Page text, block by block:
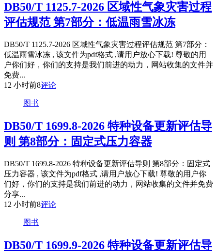
DB50/T 1125.7-2026 区域性气象灾害过程
评估规范 第7部分：低温雨雪冰冻
DB50/T 1125.7-2026 区域性气象灾害过程评估规范 第7部分：
低温雨雪冰冻 , 该文件为pdf格式 ,请用户放心下载! 尊敬的用
户你们好，你们的支持是我们前进的动力，网站收集的文件并
免费...
12 小时前8评论
图书
DB50/T 1699.8-2026 特种设备更新评估导
则 第8部分：固定式压力容器
DB50/T 1699.8-2026 特种设备更新评估导则 第8部分：固定式
压力容器 , 该文件为pdf格式 ,请用户放心下载! 尊敬的用户你
们好，你们的支持是我们前进的动力，网站收集的文件并免费
分享...
12 小时前8评论
图书
DB50/T 1699.9-2026 特种设备更新评估导